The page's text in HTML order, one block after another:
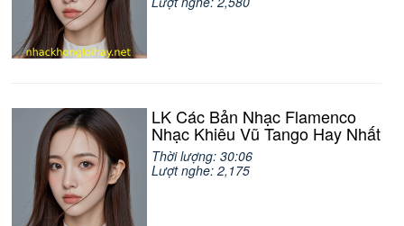
LK Các Bản Nhạc Flamenco
Nhạc Khiêu Vũ Tango Hay Nhất
Thời lượng: 30:06
Lượt nghe: 2,175